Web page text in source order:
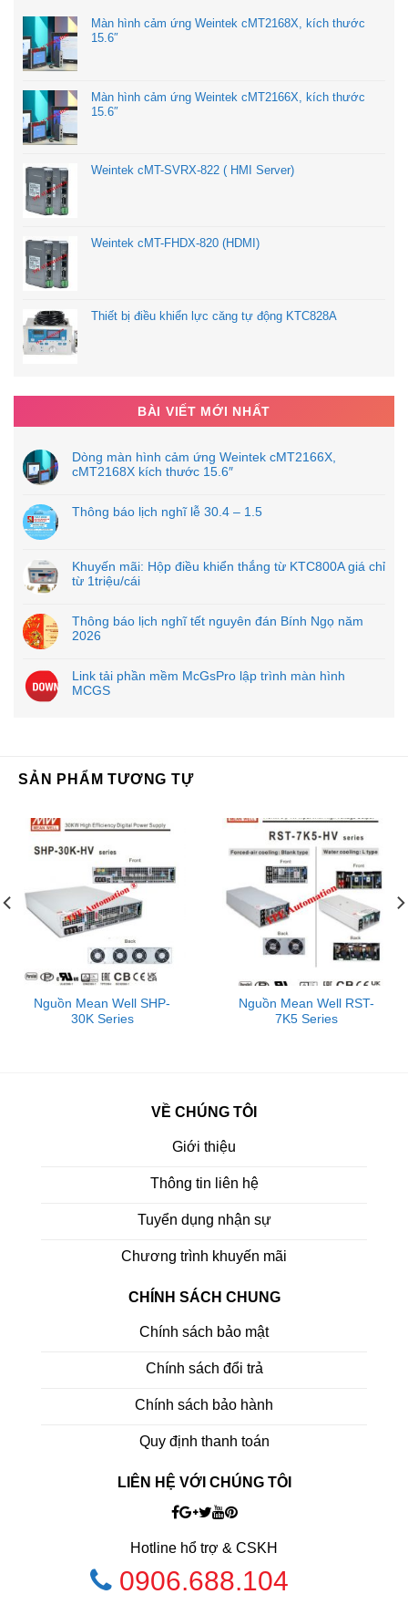
Màn hình cảm ứng Weintek cMT2168X, kích thước
15.6″
Màn hình cảm ứng Weintek cMT2166X, kích thước
15.6″
Weintek cMT-SVRX-822 ( HMI Server)
Weintek cMT-FHDX-820 (HDMI)
Thiết bị điều khiển lực căng tự động KTC828A
BÀI VIẾT MỚI NHẤT
Dòng màn hình cảm ứng Weintek cMT2166X,
cMT2168X kích thước 15.6″
Thông báo lịch nghĩ lễ 30.4 – 1.5
Khuyến mãi: Hộp điều khiển thắng từ KTC800A giá chỉ
từ 1triệu/cái
Thông báo lịch nghĩ tết nguyên đán Bính Ngọ năm
2026
Link tải phần mềm McGsPro lập trình màn hình
MCGS
SẢN PHẨM TƯƠNG TỰ
Nguồn Mean Well SHP-
30K Series
Nguồn Mean Well RST-
7K5 Series
VỀ CHÚNG TÔI
Giới thiệu
Thông tin liên hệ
Tuyển dụng nhận sự
Chương trình khuyến mãi
CHÍNH SÁCH CHUNG
Chính sách bảo mật
Chính sách đổi trả
Chính sách bảo hành
Quy định thanh toán
LIÊN HỆ VỚI CHÚNG TÔI
Hotline hổ trợ & CSKH
0906.688.104